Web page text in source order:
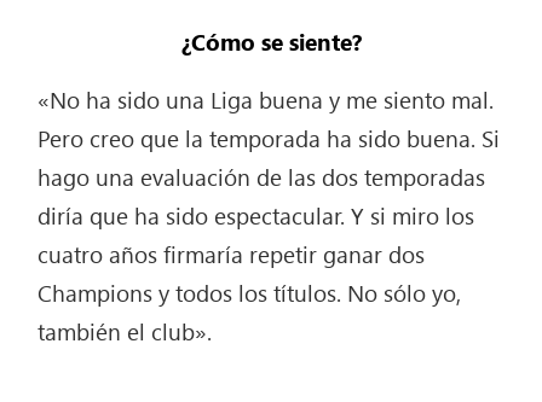
¿Cómo se siente?
«No ha sido una Liga buena y me siento mal.
Pero creo que la temporada ha sido buena. Si
hago una evaluación de las dos temporadas
diría que ha sido espectacular. Y si miro los
cuatro años firmaría repetir ganar dos
Champions y todos los títulos. No sólo yo,
también el club».